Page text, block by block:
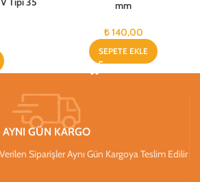
mm
₺140,00
SEPETE EKLE
AYNI GÜN KARGO
Siparişler Aynı Gün Kargoya Teslim Edilir